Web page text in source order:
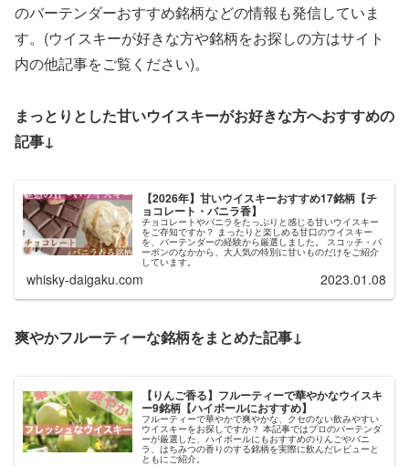
のバーテンダーおすすめ銘柄などの情報も発信していま
す。(ウイスキーが好きな方や銘柄をお探しの方はサイト
内の他記事をご覧ください)。
まっとりとした甘いウイスキーがお好きな方へおすすめの
記事↓
【2026年】甘いウイスキーおすすめ17銘柄【チ
ョコレート・バニラ香】
チョコレートやバニラをたっぷりと感じる甘いウイスキー
をご存知ですか？ まったりと楽しめる甘口のウイスキー
を、バーテンダーの経験から厳選しました。 スコッチ・バ
ーボンのなかから、大人気の特別に甘いものだけをご紹介
しています。
whisky-daigaku.com 2023.01.08
爽やかフルーティーな銘柄をまとめた記事↓
【りんご香る】フルーティーで華やかなウイスキ
ー9銘柄【ハイボールにおすすめ】
フルーティーで華やかで爽やかな、クセのない飲みやすい
ウイスキーをお探しですか？ 本記事ではプロのバーテンダ
ーが厳選した、ハイボールにもおすすめのりんごやバニ
ラ、はちみつの香りのする銘柄を実際に飲んだレビューと
ともにご紹介。